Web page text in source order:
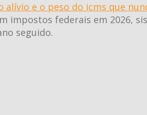
alívio e o peso do icms que
impostos federais em 2026,
seguido.